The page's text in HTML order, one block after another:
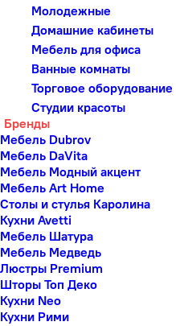
Молодежные
Домашние кабинеты
Мебель для офиса
Ванные комнаты
Торговое оборудование
Студии красоты
Бренды
Мебель Dubrov
Мебель DaVita
Мебель Модный акцент
Мебель Art Home
Столы и стулья Каролина
Кухни Avetti
Мебель Шатура
Мебель Медведь
Люстры Premium
Шторы Топ Деко
Кухни Neo
Кухни Рими